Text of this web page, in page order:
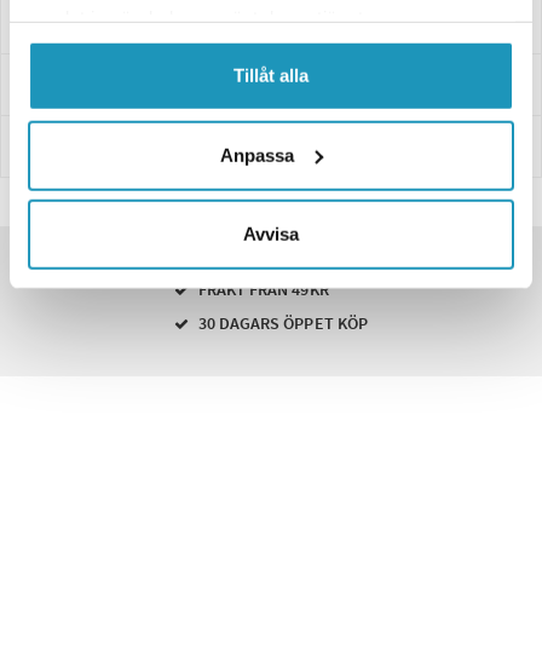
Tillåt alla
Anpassa
Avvisa
Frågor och svar
Leverans- & Returinformation
FRAKT FRÅN 49KR
30 DAGARS ÖPPET KÖP